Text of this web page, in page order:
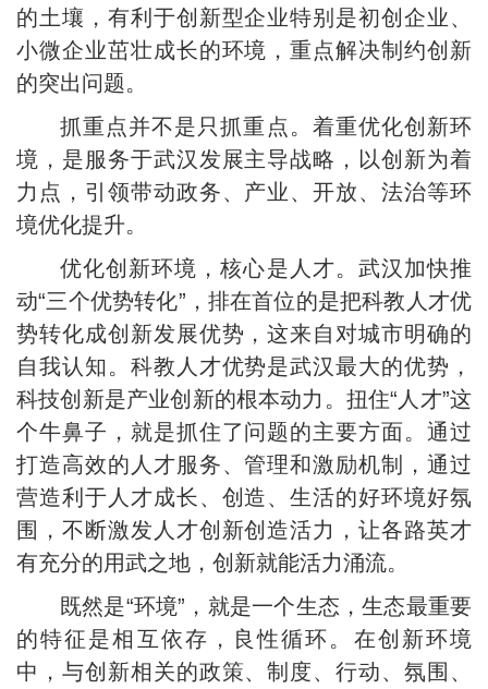
的土壤，有利于创新型企业特别是初创企业、
小微企业茁壮成长的环境，重点解决制约创新
的突出问题。
抓重点并不是只抓重点。着重优化创新环
境，是服务于武汉发展主导战略，以创新为着
力点，引领带动政务、产业、开放、法治等环
境优化提升。
优化创新环境，核心是人才。武汉加快推
动“三个优势转化”，排在首位的是把科教人才优
势转化成创新发展优势，这来自对城市明确的
自我认知。科教人才优势是武汉最大的优势，
科技创新是产业创新的根本动力。扭住“人才”这
个牛鼻子，就是抓住了问题的主要方面。通过
打造高效的人才服务、管理和激励机制，通过
营造利于人才成长、创造、生活的好环境好氛
围，不断激发人才创新创造活力，让各路英才
有充分的用武之地，创新就能活力涌流。
既然是“环境”，就是一个生态，生态最重要
的特征是相互依存，良性循环。在创新环境
中，与创新相关的政策、制度、行动、氛围、